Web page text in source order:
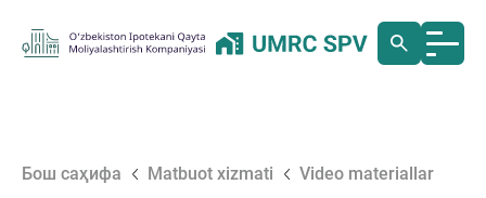
Бош саҳифа Matbuot xizmati Video materiallar